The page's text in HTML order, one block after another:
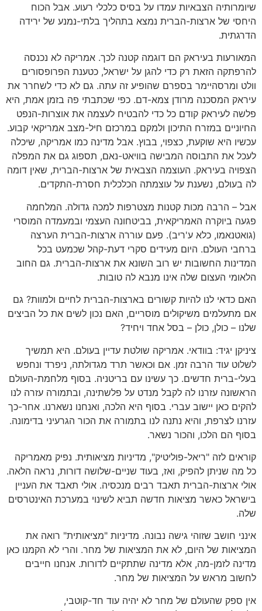
שיומרותיה הצבאיות עמדו על בסיס כלכלי רעוע. אבל הכוח
היחסי של ארצות-הברית נמצא בתהליך בלתי-נמנע של ירידה
הדרגתית.
המאורעות בעיראק הם דוגמה קטנה לכך. אמריקה לא נכנסה
להרפתקה הזאת רק כדי להגן על ישראל, כטענת הפרופסורים
וולט ומרסהיימר בספרם שהופיע זה עתה. גם לא כדי לשחרר את
עיראק המסכנה מרודן צמא-דם. כפי שכתבתי פה בזמן אמת, היא
פלשה לעיראק קודם כל כדי להבטיח לעצמה את אוצרות-הנפט
החיוניים במזרח התיכון ולמקם במרכזם חיל-מצב אמריקאי קבוע.
עכשיו היא שוקעת, כצפוי, בבוץ. אבל מדינה כמו אמריקה, שיכלה
לעכל את התבוסה המבישה בוויאט-נאם, תספוג גם את המפלה
הצפויה בעיראק. העוצמה הצבאית של ארצות-הברית, שאין דומה
לה בעולם, נשענת על עוצמתה הכלכלית חסרת-התקדים.
אבל – הרבה מכות קטנות מצטרפות למכה גדולה. המלחמה
פגעה ביוקרה האמריקאית, בביטחונה העצמי ובמעמדה המוסרי
(גואטנאמו, כלא ע'ריב). פעם עוררה ארצות-הברית הערצה
ברחבי העולם. היום מעידים סקרי דעת-קהל שכמעט בכל
המדינות החשובות יש רוב השונא את ארצות-הברית. גם החוב
הלאומי העצום שלה אינו מנבא לה טובות.
האם כדאי לנו להיות קשורים בארצות-הברית לחיים ולמוות? גם
אם מתעלמים משיקולים מוסריים, האם נכון לשים את כל הביצים
שלנו – כולן, כולן – בסל אחד ויחיד?
ציניקן יגיד: בוודאי. אמריקה שולטת עדיין בעולם. היא תמשיך
לשלוט עוד הרבה זמן. אם וכאשר תרד מגדולתה, ניפרד ונחפש
בעלי-ברית חדשים. כך עשינו עם בריטניה. בסוף מלחמת-העולם
הראשונה עזרנו לה לקבל מנדט על פלשתינה, ובתמורה עזרה לנו
להקים כאן יישוב עברי. בסוף היא הלכה, ואנחנו נשארנו. אחר-כך
עזרנו לצרפת, והיא נתנה לנו בתמורה את הכור הגרעיני בדימונה.
בסוף הם הלכו, והכור נשאר.
קוראים לזה "ריאל-פוליטיק", מדיניות מציאותית. נפיק מאמריקה
כל מה שניתן להפיק, ואז, בעוד שניים-שלושה דורות, נראה הלאה.
אולי ארצות-הברית תאבד רבים מנכסיה. אולי תאבד את העניין
בישראל כאשר מציאות חדשה תביא לשינוי במערכת האינטרסים
שלה.
אינני חושב שזוהי גישה נבונה. מדיניות "מציאותית" רואה את
המציאות של היום, לא את המציאות של מחר. והרי לא הקמנו כאן
מדינה לזמן-מה, אלא מדינה שתתקיים לדורות. אנחנו חייבים
לחשוב מראש על המציאות של מחר.
אין ספק שהעולם של מחר לא יהיה עוד חד-קוטבי,